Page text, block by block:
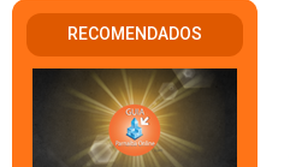
RECOMENDADOS